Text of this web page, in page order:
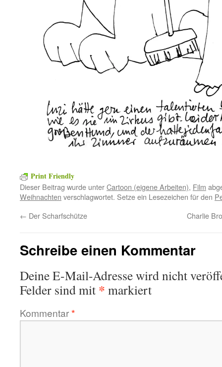
Print Friendly
Dieser Beitrag wurde unterCartoon (eigene Arbeiten), Film
Weihnachten verschlagwortet. Setze ein Lesezeichen für den
← Der Scharfschütze Charlie
Schreibe einen Kommentar
Deine E-Mail-Adresse wird nicht
Felder sind mit * markiert
Kommentar*